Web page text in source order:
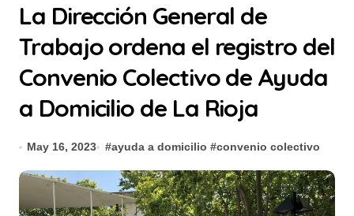
La Dirección General de
Trabajo ordena el registro del
Convenio Colectivo de Ayuda
a Domicilio de La Rioja
May 16, 2023 #ayuda a domicilio #convenio colectivo